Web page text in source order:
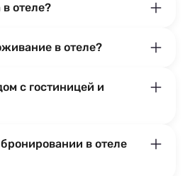
отеле?
в отеле?
с гостиницей и
в отеле